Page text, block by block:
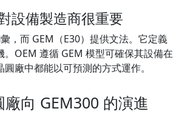
設備製造商很重要
，而 GEM（E30）提供文法。它定義
。OEM 遵循 GEM 模型可確保其設備在
廠中都能以可預測的方式運作。
向 GEM300 的演進